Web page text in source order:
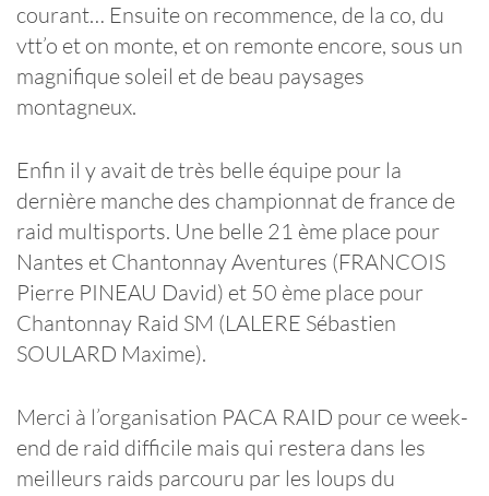
courant… Ensuite on recommence, de la co, du
vtt’o et on monte, et on remonte encore, sous un
magnifique soleil et de beau paysages
montagneux.
Enfin il y avait de très belle équipe pour la
dernière manche des championnat de france de
raid multisports. Une belle 21 ème place pour
Nantes et Chantonnay Aventures (FRANCOIS
Pierre PINEAU David) et 50 ème place pour
Chantonnay Raid SM (LALERE Sébastien
SOULARD Maxime).
Merci à l’organisation PACA RAID pour ce week-
end de raid difficile mais qui restera dans les
meilleurs raids parcouru par les loups du